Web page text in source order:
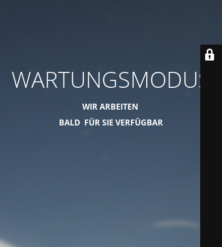
WARTUNGSMODUS
WIR ARBEITEN
BALD FÜR SIE VERFÜGBAR